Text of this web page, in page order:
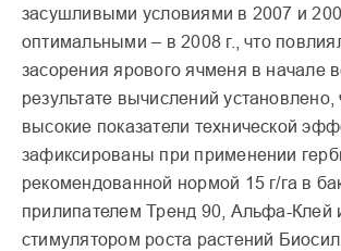
засушливыми условиями в 2007 и
оптимальными – в 2008 г., что
засорения ярового ячменя в начале
результате вычислений
высокие показатели технической
зафиксированы при применении
рекомендованной нормой 15 г/га в
прилипателем Тренд 90, Альфа-Клей
стимулятором роста растений